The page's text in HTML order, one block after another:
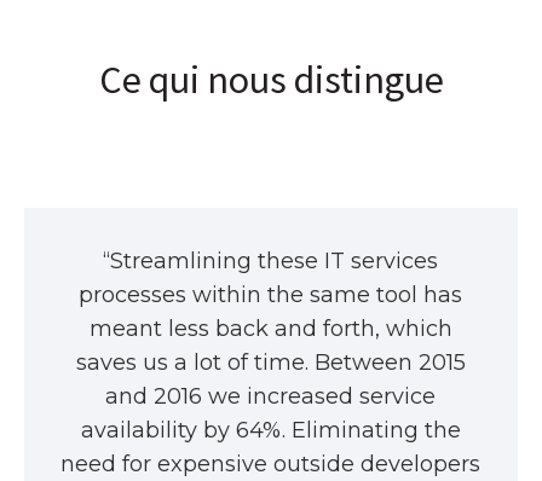
Ce qui nous distingue
“Streamlining these IT services
processes within the same tool has
meant less back and forth, which
saves us a lot of time. Between 2015
and 2016 we increased service
availability by 64%. Eliminating the
need for expensive outside developers